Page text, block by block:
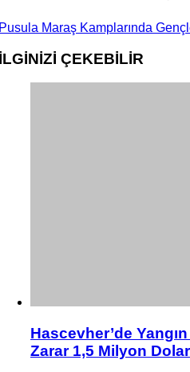
Maraş Kamplarında
ÇEKEBİLİR
Hascevher’de
Zarar 1,5 Milyon Dolar